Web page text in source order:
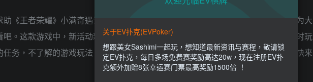
助《王者荣耀》小满奇遇记活动详细攻略一览的攻略，下面微茶网小编就来详细的为大
。这款游戏中，新活动新内容层出不穷，这样能给玩家持久新鲜的游戏体验，同时玩
务，不了解的游戏玩法，不要担心，本站为大家带来这款游戏最全的攻略教程，快来
关于EV扑克(EVPoker)
想跟美女Sashimi一起玩，想知道最新资讯与赛程，敬请锁
定EV扑克，每日多场免费赛奖励高达20w，现在注册EV扑
克额外加赠8张幸运赛门票最高奖励1500倍 ！